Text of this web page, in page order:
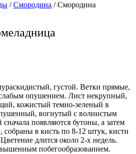
/Смородина / Смородина
густой. Ветки прямые,
опушением. Лист некрупный,
кожистый темно-зеленый в
вогнутый с волнистым
появляются бутоны, а затем
собраны в кисть по 8-12 штук, кисти
длится около 2-х недель.
побегообразованием.